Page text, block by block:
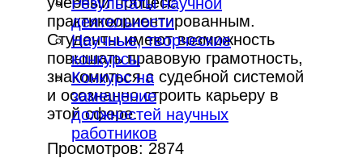
деятельности
Научные, творческие
конкурсы
Конкурс на
замещение
должностей научных
работников
практикоориентированным.
Студенты имеют возможность
повышать правовую грамотность,
знакомиться с судебной системой
и осознанно строить карьеру в
этой сфере.
Просмотров: 2874